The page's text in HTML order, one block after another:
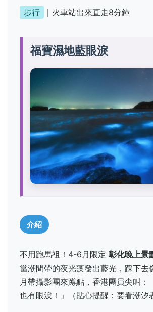
步行 ｜火車站出來直走8分鐘
福寶濕地藍眼淚
介紹
不用跑馬祖！4-6月限定 彰化晚上景
當潮間帶的夜光藻發出藍光，踩下去
月帶攝影團來蹲點，香港團員尖叫：
也有眼淚！」（貼心提醒：要看潮汐